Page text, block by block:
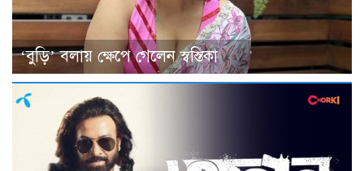
‘বুড়ি’ বলায় ক্ষেপে গেলেন স্বস্তিকা